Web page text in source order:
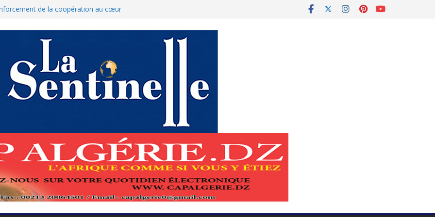
de la coopération au cœur
accélère la reconquête de son tissu
: Le ministère des Finances dément
des nouvelles mesures
protéger El-Qods
à-tête diplomatiques en marge du